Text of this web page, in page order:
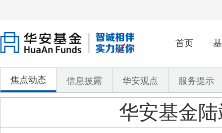
首页
焦点动态 信息披露 华安观点 服务提示
华安基金